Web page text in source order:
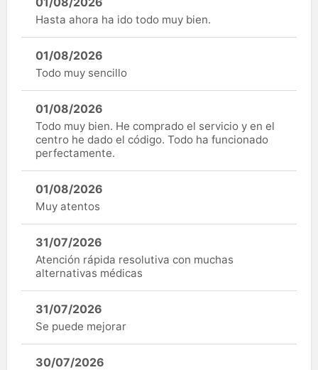
Hasta ahora ha ido todo muy bien.
01/08/2026
Todo muy sencillo
01/08/2026
Todo muy bien. He comprado el servicio y en el
centro he dado el código. Todo ha funcionado
perfectamente.
01/08/2026
Muy atentos
31/07/2026
Atención rápida resolutiva con muchas
alternativas médicas
31/07/2026
Se puede mejorar
30/07/2026